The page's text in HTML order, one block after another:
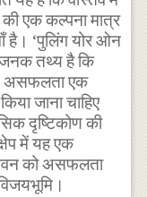
एक कल्पना मात्र
है। ‘पुलिंग योर ओन
तथ्य है कि
एक
जाना चाहिए
दृष्टिकोण की
में यह एक
को असफलता